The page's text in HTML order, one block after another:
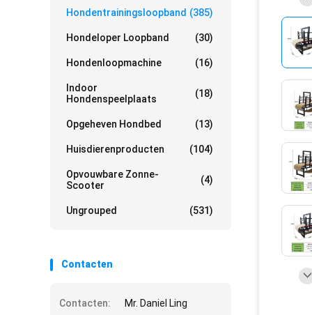
Hondentrainingsloopband (385)
Hondeloper Loopband (30)
Hondenloopmachine (16)
Indoor
Hondenspeelplaats
(18)
Opgeheven Hondbed (13)
Huisdierenproducten (104)
Opvouwbare Zonne-
Scooter
(4)
Ungrouped (531)
Contacten
Contacten:
Mr. Daniel Ling